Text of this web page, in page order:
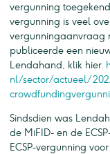
vergunning
vergunning is veel
vergunningaanvraag
publiceerde een
Lendahand, klik hier.
nl/sector/actueel/
Sindsdien was
de MiFID- en de
ECSP-vergunning